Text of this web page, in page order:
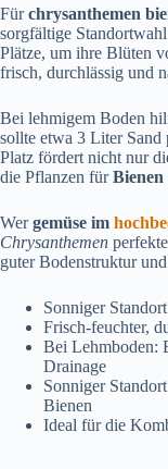
Fürchrysanthemen
sorgfältige
Plätze, um ihre Blüten
frisch, durchlässig und
Bei lehmigem Boden
sollte etwa 3 Liter Sand
Platz fördert nicht nur
die Pflanzen fürBienen
Wergemüse im
Chrysanthemen
guter Bodenstruktur
Sonniger
Frisch-feuchter,
Bei Lehmboden:
Drainage
Sonniger
Bienen
Ideal für die